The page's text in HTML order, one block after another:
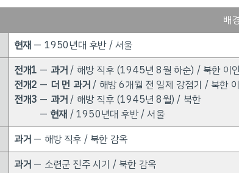
배
현재— 1950년대 후반 / 서울
전개1 — 과거/ 해방 직후 (1945년 8월 하순) / 북한 이
전개2 — 더 먼 과거/ 해방 6개월 전 일제 강점기 / 북한
전개3 — 과거/ 해방 직후 (1945년 8월) / 북한
— 현재 / 1950년대 후반 / 서울
과거— 해방 직후 / 북한 감옥
과거— 소련군 진주 시기 / 북한 감옥